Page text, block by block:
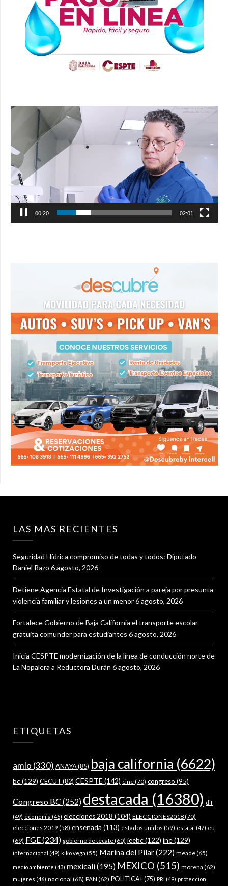
Reproductor
00:21 02:01
LAS MAS RECIENTES
Seguridad Hídrica compromiso de todas y todos: Diputado
Daniel Razo 6 agosto, 2026
Detiene Agencia Estatal de Investigación a pareja por presunta
violencia familiar y lesiones a un menor6 agosto, 2026
Fortalece Gobierno de Baja California el transporte escolar
gratuita comunder para estudiantes 6 agosto, 2026
Inicia CESPTE modernización de la línea de conducción norte de
La Nopalera a Reductora Durán 6 agosto, 2026
ETIQUETAS
amlo (330) ANAYA(85) baja california (6622)
bc(129) CECUT(82) CESPTE (142) cine(70) congreso (95)
Congreso BC (252) destacada (16380) dif
(49) economia (45) elecciones 2018 (104) ELECCIONES2018(70)
elecciones 2019 (58) ensenada (113) estados unidos (59) estatal (47) eu
(69) FGE(234) gobierno de tecate(60) ieebc(122) ine(129)
internacional (49) kiko vega (55) Marina del Pilar(222) meade(65)
medio ambiente (43) mexicali(195) MEXICO (515) morena (62)
mujeres (46) nacional (68) PAN (62) POLITICA+(75) PRI (49) proteccion